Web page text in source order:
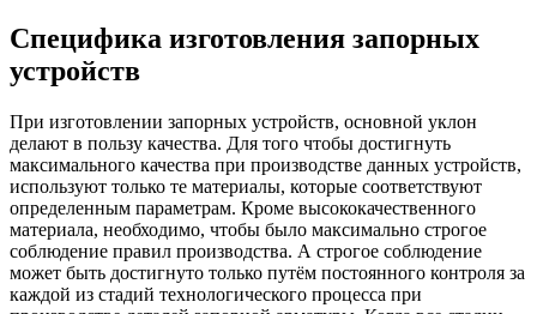
Специфика изготовления запорных
устройств
При изготовлении запорных устройств, основной уклон
делают в пользу качества. Для того чтобы достигнуть
максимального качества при производстве данных устройств,
используют только те материалы, которые соответствуют
определенным параметрам. Кроме высококачественного
материала, необходимо, чтобы было максимально строгое
соблюдение правил производства. А строгое соблюдение
может быть достигнуто только путём постоянного контроля за
каждой из стадий технологического процесса при